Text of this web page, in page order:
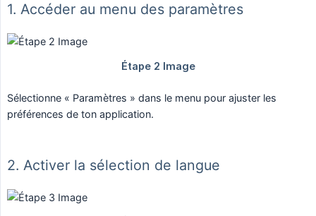
1. Accéder au menu des paramètres
Sélectionne « Paramètres » dans le menu pour ajuster les
préférences de ton application.
2. Activer la sélection de langue